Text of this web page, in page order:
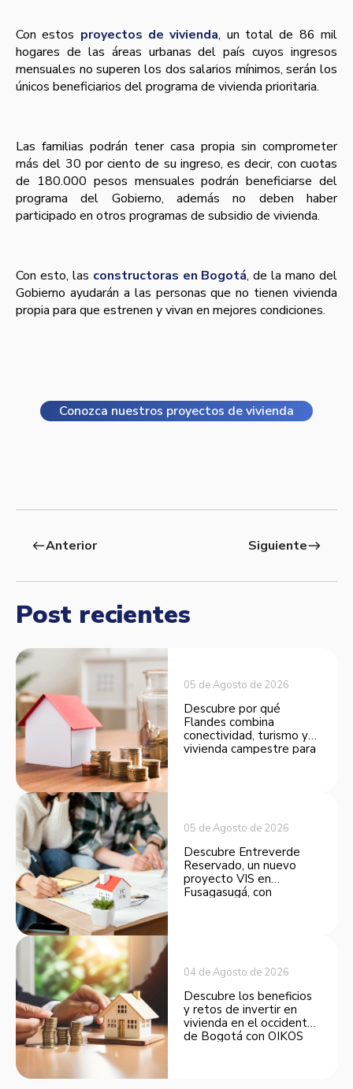
Con estos proyectos de vivienda, un total de 86 mil
hogares de las áreas urbanas del paí­s cuyos ingresos
mensuales no superen los dos salarios mí­nimos, serán los
únicos beneficiarios del programa de vivienda prioritaria.
Las familias podrán tener casa propia sin comprometer
más del 30 por ciento de su ingreso, es decir, con cuotas
de 180.000 pesos mensuales podrán beneficiarse del
programa del Gobierno, además no deben haber
participado en otros programas de subsidio de vivienda.
Con esto, las constructoras en Bogotá, de la mano del
Gobierno ayudarán a las personas que no tienen vivienda
propia para que estrenen y vivan en mejores condiciones.
Conozca nuestros proyectos de vivienda
westAnterior Siguienteeast
Post recientes
05 de Agosto de 2026
Descubre por qué
Flandes combina
conectividad, turismo y
vivienda campestre para
05 de Agosto de 2026
Descubre Entreverde
Reservado, un nuevo
proyecto VIS en
Fusagasugá, con
04 de Agosto de 2026
Descubre los beneficios
y retos de invertir en
vivienda en el occidente
de Bogotá con OIKOS